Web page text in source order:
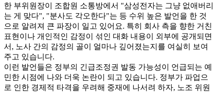
한 부위원장이 조합원 소통방에서 "삼성전자는 그냥 없애버리
는 게 맞다", "분사도 각오한다"는 등 수위 높은 발언을 한 것
으로 알려져 큰 파장이 일고 있어요. 특히 회사 측을 향한 거친
표현이나 개인적인 감정이 섞인 대화 내용이 외부에 공개되면
서, 노사 간의 감정의 골이 얼마나 깊어졌는지를 여실히 보여
주고 있습니다.
이런 발언들은 정부의 긴급조정권 발동 가능성이 언급되는 예
민한 시점에 나와 더욱 논란이 되고 있습니다. 정부가 파업으
로 인한 경제적 타격을 우려해 중재에 나서려 하자, 노조 위원